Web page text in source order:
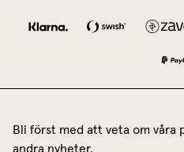
Bli först med att veta om
andra nyheter.